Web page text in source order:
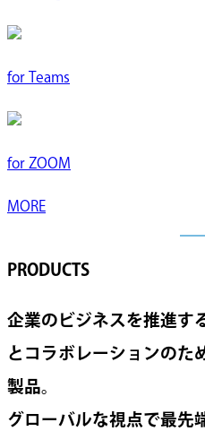
for Teams
for ZOOM
MORE
PRODUCTS
企業のビジネスを推進す
とコラボレーションのた
製品。
グローバルな視点で最先